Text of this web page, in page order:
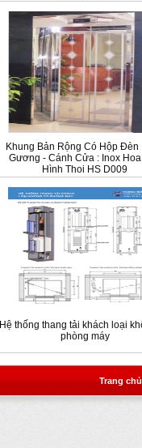
Khung Bản Rộng Có Hộp Đèn
Gương - Cánh Cửa : Inox
Hình Thoi HS D009
Hệ thống thang tải khách loại
phòng máy
Trang chủ